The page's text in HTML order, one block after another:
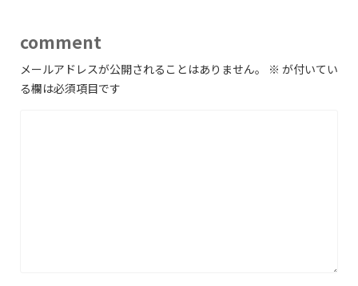
comment
メールアドレスが公開されることはありません。 ※ が付いてい
る欄は必須項目です